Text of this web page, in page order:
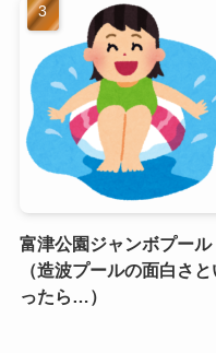
富津公園ジャンボプール
（造波プールの面白さと
ったら…）